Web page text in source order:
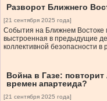
Разворот Ближнего
[21 сентября 2025 года]
События на Ближнем Востоке
выстроенная в предыдущие
коллективной безопасности
Война в Газе:
времен апартеида?
[21 сентября 2025 года]